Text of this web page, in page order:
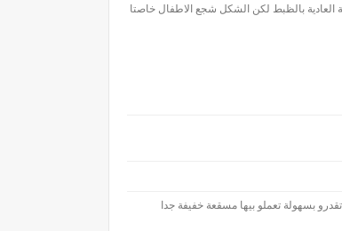
بالظبط لكن الشكل شجع الاطفال خاصتا
بسهولة تعملو بيها مسقعة خفيفة جدا